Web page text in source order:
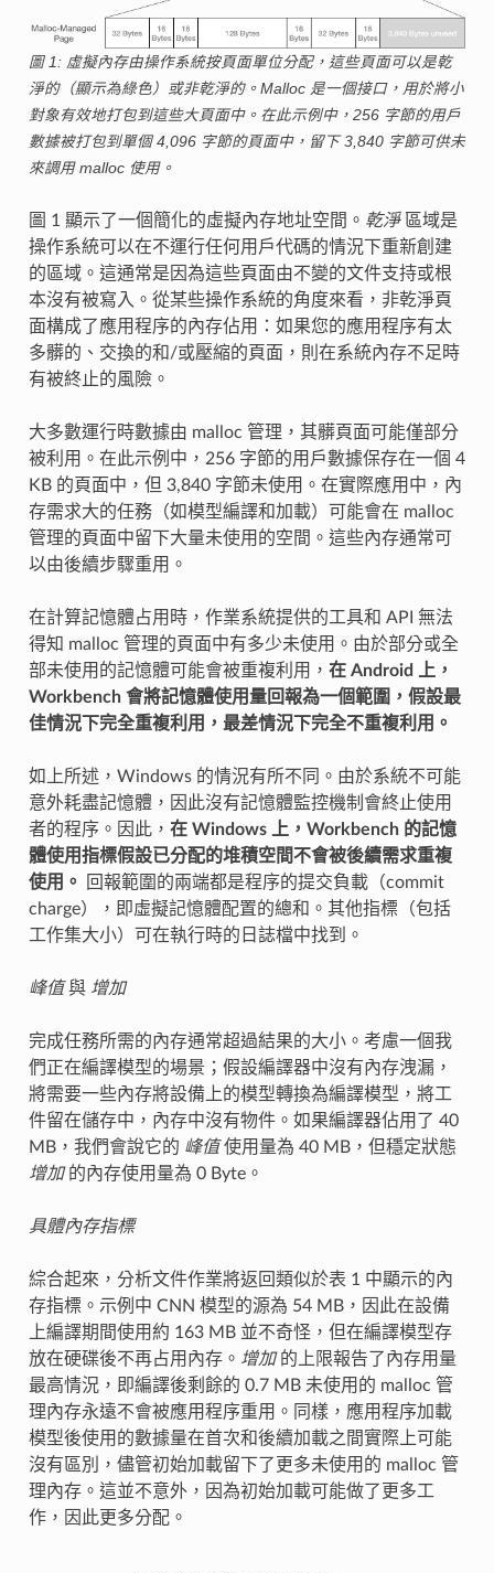
圖 1:虛擬內存由操作系統按頁面單位分配，這些頁面可以是乾
淨的（顯示為綠色）或非乾淨的。Malloc 是一個接口，用於將小
對象有效地打包到這些大頁面中。在此示例中，256 字節的用戶
數據被打包到單個 4,096 字節的頁面中，留下 3,840 字節可供未
來調用 malloc 使用。
圖 1 顯示了一個簡化的虛擬內存地址空間。 乾淨區域是
操作系統可以在不運行任何用戶代碼的情況下重新創建
的區域。這通常是因為這些頁面由不變的文件支持或根
本沒有被寫入。從某些操作系統的角度來看，非乾淨頁
面構成了應用程序的內存佔用：如果您的應用程序有太
多髒的、交換的和/或壓縮的頁面，則在系統內存不足時
有被終止的風險。
大多數運行時數據由 malloc 管理，其髒頁面可能僅部分
被利用。在此示例中，256 字節的用戶數據保存在一個 4
KB 的頁面中，但 3,840 字節未使用。在實際應用中，內
存需求大的任務（如模型編譯和加載）可能會在 malloc
管理的頁面中留下大量未使用的空間。這些內存通常可
以由後續步驟重用。
在計算記憶體占用時，作業系統提供的工具和 API 無法
得知 malloc 管理的頁面中有多少未使用。由於部分或全
部未使用的記憶體可能會被重複利用， 在 Android 上，
Workbench 會將記憶體使用量回報為一個範圍，假設最
佳情況下完全重複利用，最差情況下完全不重複利用。
如上所述，Windows 的情況有所不同。由於系統不可能
意外耗盡記憶體，因此沒有記憶體監控機制會終止使用
者的程序。因此， 在 Windows 上，Workbench 的記憶
體使用指標假設已分配的堆積空間不會被後續需求重複
使用。
回報範圍的兩端都是程序的提交負載（commit
charge），即虛擬記憶體配置的總和。其他指標（包括
工作集大小）可在執行時的日誌檔中找到。
峰值與 增加
完成任務所需的內存通常超過結果的大小。考慮一個我
們正在編譯模型的場景；假設編譯器中沒有內存洩漏，
將需要一些內存將設備上的模型轉換為編譯模型，將工
件留在儲存中，內存中沒有物件。如果編譯器佔用了 40
MB，我們會說它的 峰值使用量為 40 MB，但穩定狀態
增加的內存使用量為 0 Byte。
具體內存指標
綜合起來，分析文件作業將返回類似於表 1 中顯示的內
存指標。示例中 CNN 模型的源為 54 MB，因此在設備
上編譯期間使用約 163 MB 並不奇怪，但在編譯模型存
放在硬碟後不再占用內存。 增加的上限報告了內存用量
最高情況，即編譯後剩餘的 0.7 MB 未使用的 malloc 管
理內存永遠不會被應用程序重用。同樣，應用程序加載
模型後使用的數據量在首次和後續加載之間實際上可能
沒有區別，儘管初始加載留下了更多未使用的 malloc 管
理內存。這並不意外，因為初始加載可能做了更多工
作，因此更多分配。